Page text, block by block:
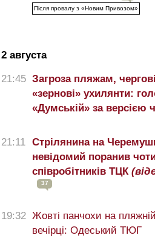
Після провалу з «Новим Привозом»
2 августа
21:45 Загроза пляжам,
«зернові» ухилянти:
«Думській» за версією
21:11
Стрілянина на
невідомий поранив
співробітників ТЦК
37
19:32 Жовті панчохи на пляжній
вечірці: Одеський ТЮГ